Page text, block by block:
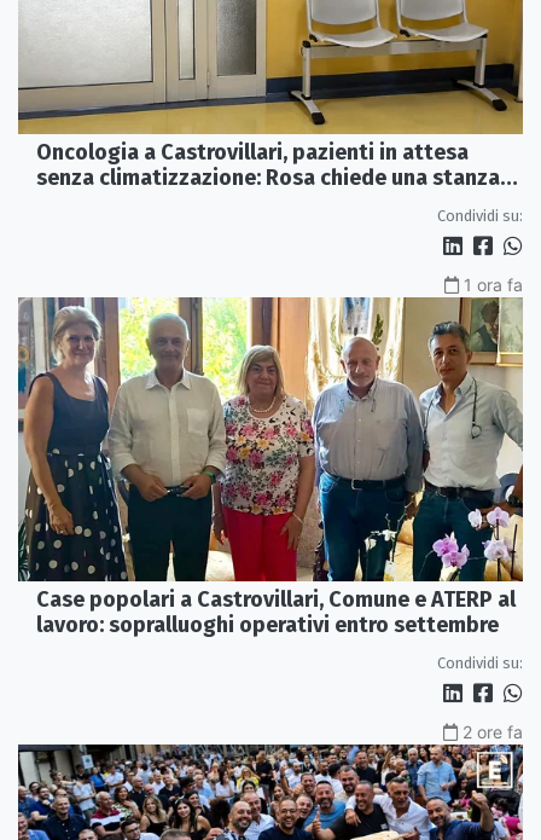
Oncologia a Castrovillari, pazienti in attesa
senza climatizzazione: Rosa chiede una stanza
Condividi su:
1 ora fa
Case popolari a Castrovillari, Comune e ATERP al
lavoro: sopralluoghi operativi entro settembre
Condividi su:
2 ore fa